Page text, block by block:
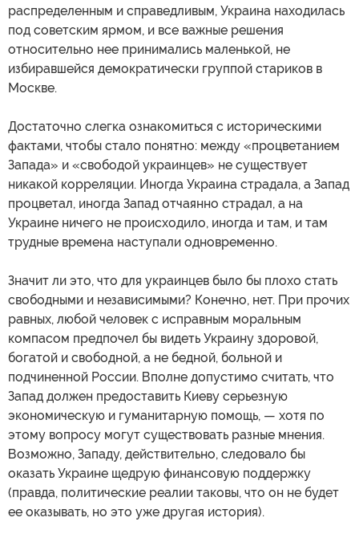
распределенным и справедливым, Украина находилась
под советским ярмом, и все важные решения
относительно нее принимались маленькой, не
избиравшейся демократически группой стариков в
Москве.
Достаточно слегка ознакомиться с историческими
фактами, чтобы стало понятно: между «процветанием
Запада» и «свободой украинцев» не существует
никакой корреляции. Иногда Украина страдала, а Запад
процветал, иногда Запад отчаянно страдал, а на
Украине ничего не происходило, иногда и там, и там
трудные времена наступали одновременно.
Значит ли это, что для украинцев было бы плохо стать
свободными и независимыми? Конечно, нет. При прочих
равных, любой человек с исправным моральным
компасом предпочел бы видеть Украину здоровой,
богатой и свободной, а не бедной, больной и
подчиненной России. Вполне допустимо считать, что
Запад должен предоставить Киеву серьезную
экономическую и гуманитарную помощь, — хотя по
этому вопросу могут существовать разные мнения.
Возможно, Западу, действительно, следовало бы
оказать Украине щедрую финансовую поддержку
(правда, политические реалии таковы, что он не будет
ее оказывать, но это уже другая история).